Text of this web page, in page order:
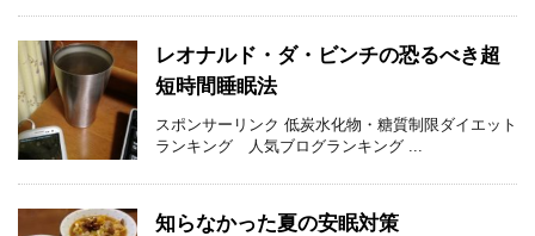
レオナルド・ダ・ビンチの恐るべき超
短時間睡眠法
スポンサーリンク 低炭水化物・糖質制限ダイエット
ランキング 人気ブログランキング ...
知らなかった夏の安眠対策